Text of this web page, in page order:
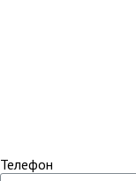
Телефон